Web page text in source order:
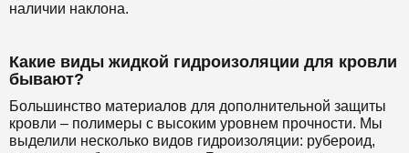
наличии наклона.
Какие виды жидкой гидроизоляции для кровли
бывают?
Большинство материалов для дополнительной защиты
кровли – полимеры с высоким уровнем прочности. Мы
выделили несколько видов гидроизоляции: рубероид,